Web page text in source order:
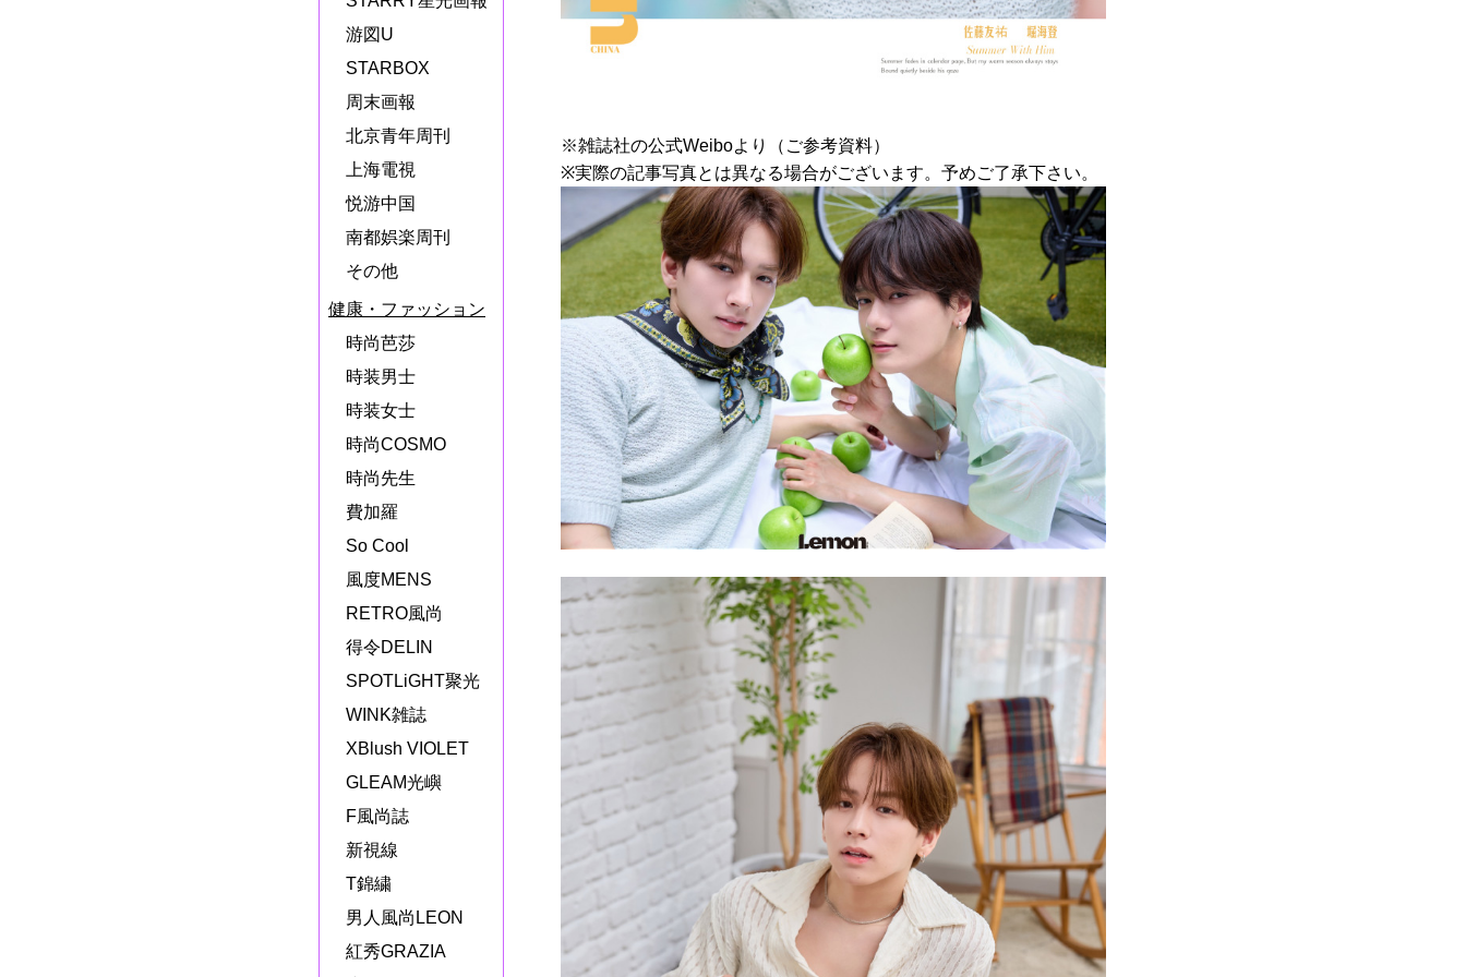
游図U
STARBOX
周末画報
北京青年周刊
上海電視
悦游中国
南都娯楽周刊
その他
健康・ファッション
時尚芭莎
時装男士
時装女士
時尚COSMO
時尚先生
費加羅
So Cool
風度MENS
RETRO風尚
得令DELIN
SPOTLiGHT聚光
WINK雑誌
XBlush VIOLET
GLEAM光嶼
F風尚誌
新視線
T錦繍
男人風尚LEON
紅秀GRAZIA
※雑誌社の公式Weiboより（ご参考資料）
※実際の記事写真とは異なる場合がございます。予めご了承下さい。